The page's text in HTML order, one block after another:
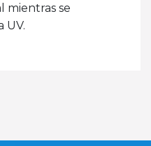
mientras se
UV.